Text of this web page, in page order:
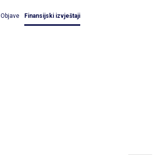
Objave Finansijski izvještaji